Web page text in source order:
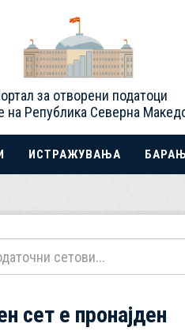
за отворени податоци
на Република Северна
ИСТРАЖУВАЊА
сет е пронајден